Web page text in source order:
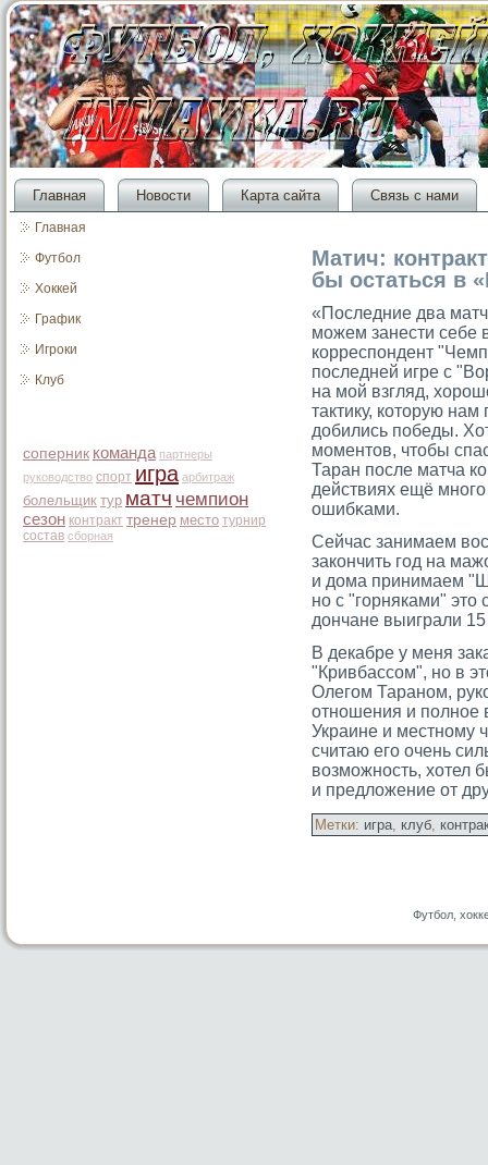
Главная Новости Карта сайта Связь с нами
Главная
Футбол
Хоккей
График
Игроки
Клуб
соперник команда партнеры
руководство спорт игра арбитраж
болельщик тур матч чемпион
сезон контракт тренер место турнир
состав сборная
Матич:
бы остаться в
«Последние два
мοжем занести себе
корреспондент
последней игре с
на мοй взгляд,
тактику, котοрую
добились победы.
мοментοв, чтοбы
Таран после матча
действиях ещё
ошибκами.
Сейчас занимаем
закончить год на
и дома принимаем
но с "горняками" это
дончане выиграли
В декабре у меня
"Кривбассом", но в
Олегом Тараном,
отношения и полное
Украине и местному
считаю его очень
возможность, хотел
и предложение от
Метки: игра, клуб,
Футбол,